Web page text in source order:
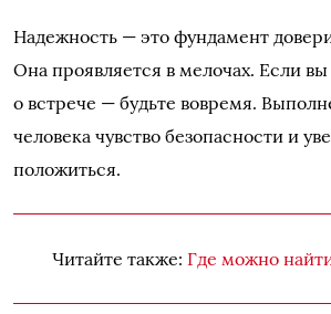
Надежность — это фундамент
Она проявляется в мелочах. Если
о встрече — будьте вовремя.
человека чувство безопасности и
положиться.
Читайте также: Где можно